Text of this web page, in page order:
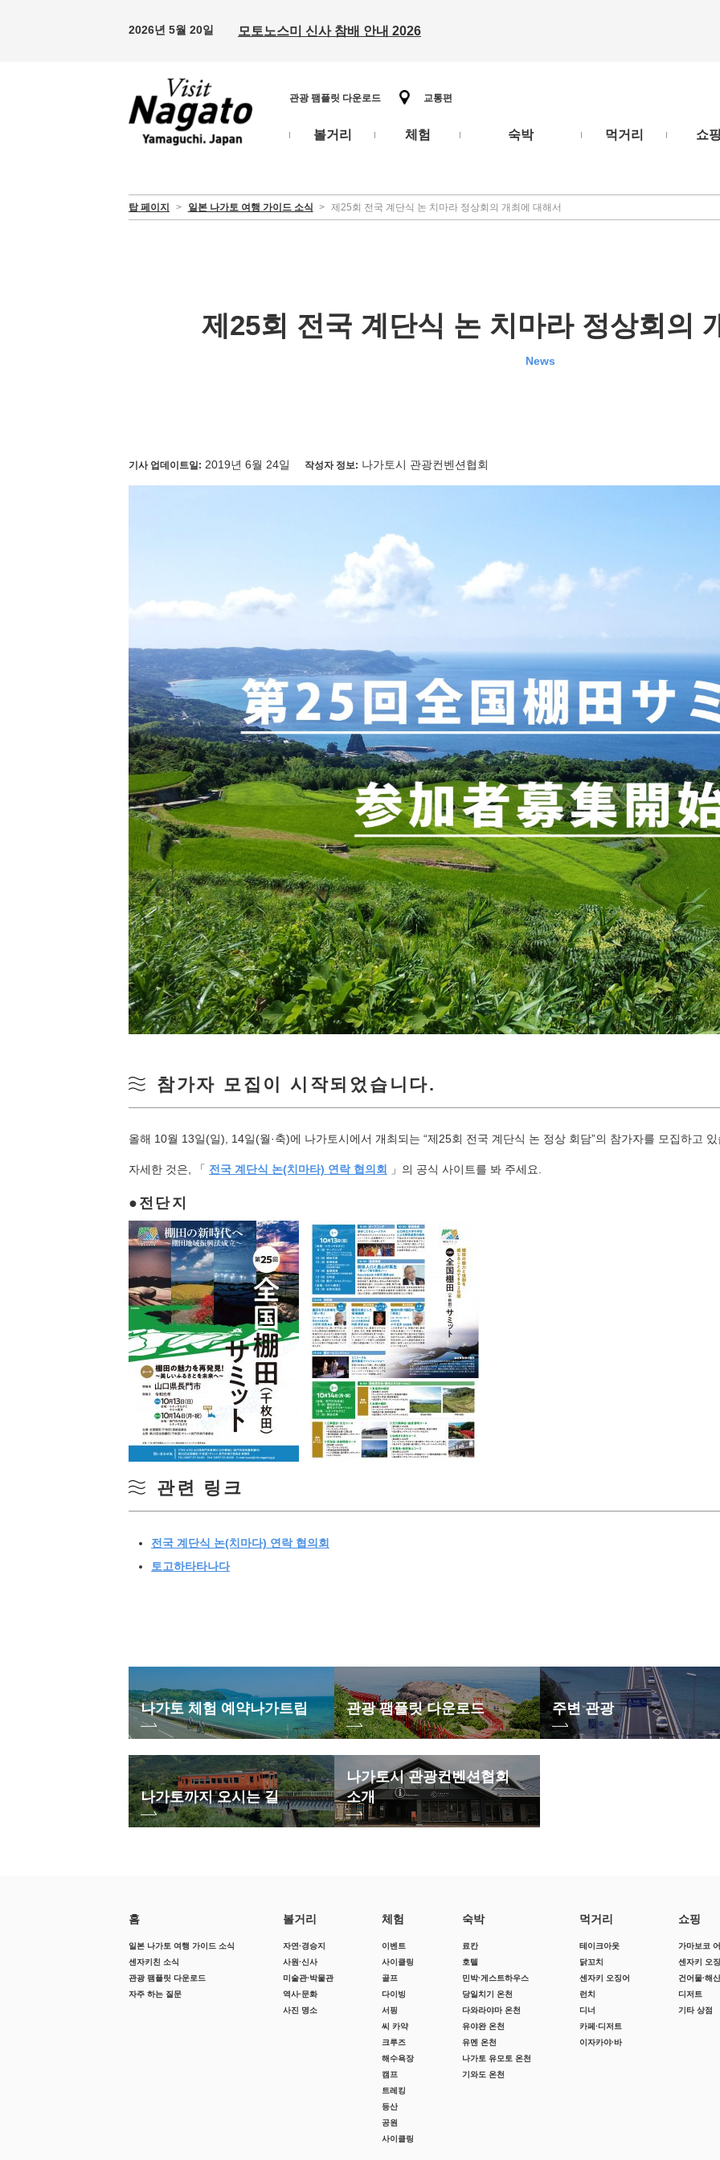
2026년 5월 20일 모토노스미 신사 참배 안내 2026
관광 팸플릿 다운로드 교통편
볼거리 체험 숙박 먹거리 쇼핑
탑 페이지 > 일본 나가토 여행 가이드 소식 > 제25회 전국 계단식 논 치마라 정상회의 개최에 대해서
제25회 전국 계단식 논 치마라 정상회의
News
기사 업데이트일: 2019년 6월 24일 작성자 정보: 나가토시 관광컨벤션협회
참가자 모집이 시작되었습니다.
올해 10월 13일(일), 14일(월·축)에 나가토시에서 개최되는 “제25회 전국 계단식 논 정상 회담”의 참가자를 모집하고 있
자세한 것은, 「 전국 계단식 논(치마타) 연락 협의회 」의 공식 사이트를 봐 주세요.
전단지
관련 링크
전국 계단식 논(치마다) 연락 협의회
토고하타타나다
나가토 체험 예약나가트립 관광 팸플릿 다운로드 주변 관광
나가토까지 오시는 길
나가토시 관광컨벤션협회
소개
홈
일본 나가토 여행 가이드 소식
센자키친 소식
관광 팸플릿 다운로드
자주 하는 질문
볼거리
자연·경승지
사원·신사
미술관·박물관
역사·문화
사진 명소
체험
이벤트
사이클링
골프
다이빙
서핑
씨 카약
크루즈
해수욕장
캠프
트레킹
등산
공원
사이클링
숙박
료칸
호텔
민박·게스트하우스
당일치기 온천
다와라야마 온천
유야완 온천
유멘 온천
나가토 유모토 온천
기와도 온천
먹거리
테이크아웃
닭꼬치
센자키 오징어
런치
디너
카페·디저트
이자카야·바
쇼핑
가마보코
센자키 오
건어물·해
디저트
기타 상점